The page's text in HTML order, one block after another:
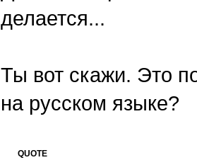
делается...
Ты вот скажи. Это
на русском языке?
QUOTE